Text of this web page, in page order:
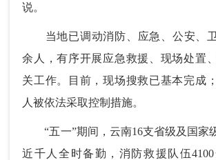
说。
当地已调动消防、应急、公安、卫
余人，有序开展应急救援、现场处置
关工作。目前，现场搜救已基本完成
人被依法采取控制措施。
“五一”期间，云南16支省级及国家
近千人全时备勤，消防救援队伍